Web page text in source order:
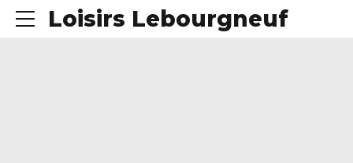
Loisirs Lebourgneuf